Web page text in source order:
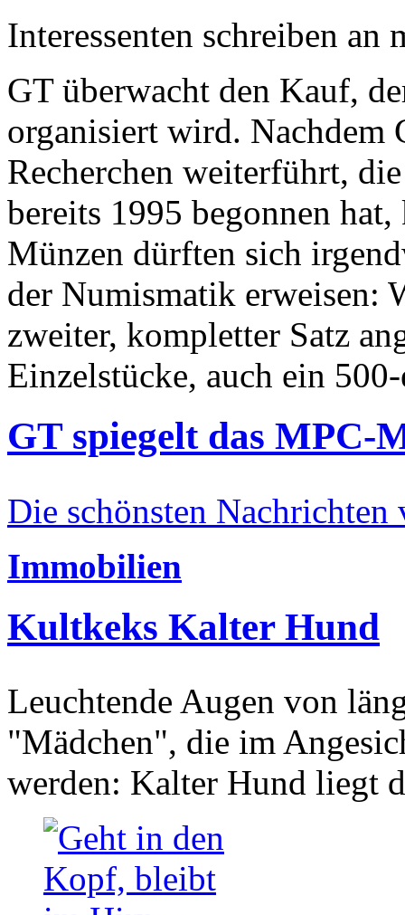
Interessenten schreiben
GT überwacht den Kauf,
organisiert wird. Nachdem
Recherchen weiterführt,
bereits 1995 begonnen
Münzen dürften sich
der Numismatik erweisen:
zweiter, kompletter Satz
Einzelstücke, auch ein
GT spiegelt das MPC-
Die schönsten Nachrichten
Immobilien
Kultkeks Kalter Hund
Leuchtende Augen von
"Mädchen", die im
werden: Kalter Hund liegt